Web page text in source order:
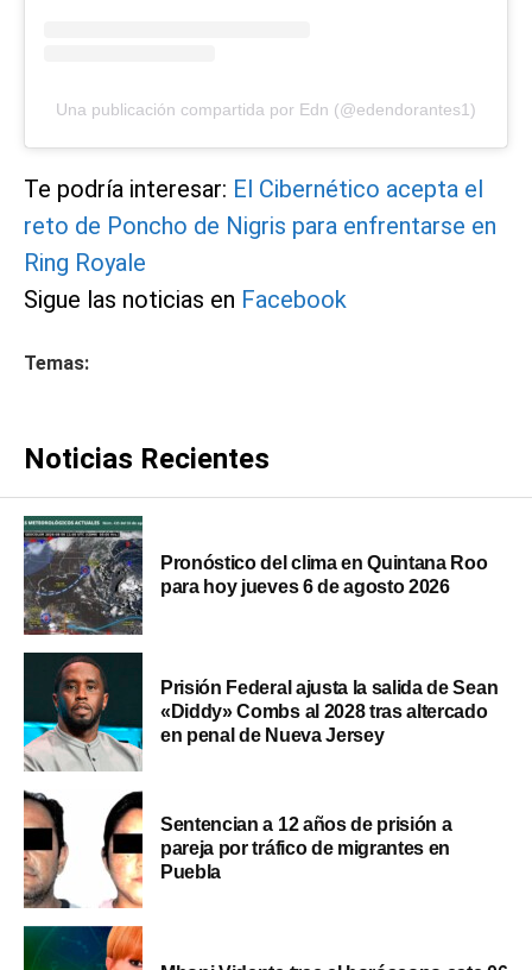
Una publicación compartida por Edn (@edendorantes1)
Te podría interesar: El Cibernético acepta el
reto de Poncho de Nigris para enfrentarse en
Ring Royale
Sigue las noticias en Facebook
Temas:
Noticias Recientes
Pronóstico del clima en Quintana Roo
para hoy jueves 6 de agosto 2026
Prisión Federal ajusta la salida de Sean
«Diddy» Combs al 2028 tras altercado
en penal de Nueva Jersey
Sentencian a 12 años de prisión a
pareja por tráfico de migrantes en
Puebla